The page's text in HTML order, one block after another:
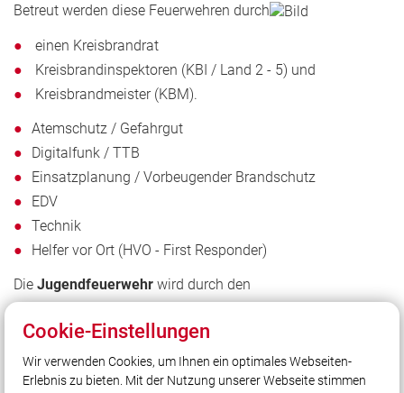
Betreut werden diese Feuerwehren durch
einen Kreisbrandrat
Kreisbrandinspektoren (KBI / Land 2 - 5) und
Kreisbrandmeister (KBM).
Atemschutz / Gefahrgut
Digitalfunk / TTB
Einsatzplanung / Vorbeugender Brandschutz
EDV
Technik
Helfer vor Ort (HVO - First Responder)
Die Jugendfeuerwehr wird durch den
verantwortet.
Cookie-Einstellungen
Wir verwenden Cookies, um Ihnen ein optimales Webseiten-
Erlebnis zu bieten. Mit der Nutzung unserer Webseite stimmen